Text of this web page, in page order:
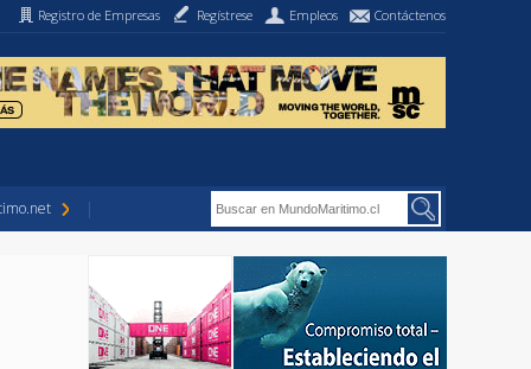
Registro de Empresas Regístrese Empleos Contáctenos